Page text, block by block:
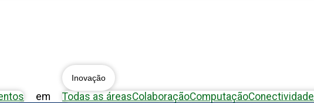
em
Inovação
Todas as áreasColaboraçãoComputaçãoConectividade